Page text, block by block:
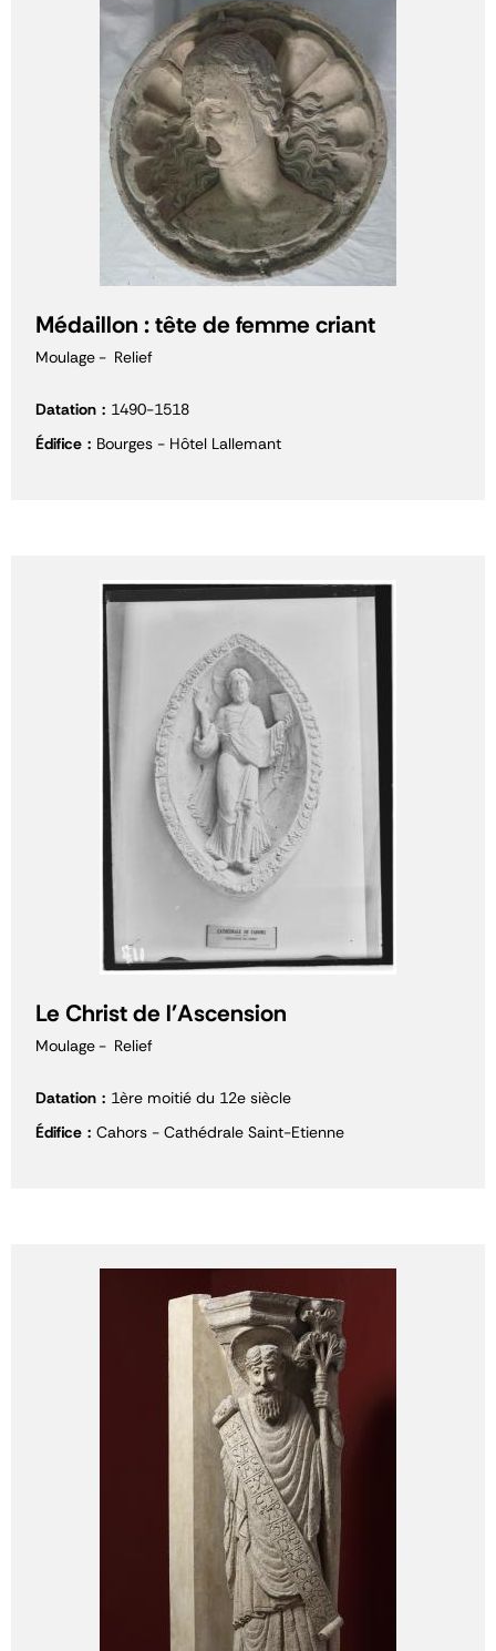
Médaillon : tête de femme criant
Moulage Relief
Datation
1490-1518
Édifice
Bourges - Hôtel Lallemant
Le Christ de l'Ascension
Moulage Relief
Datation
1ère moitié du 12e siècle
Édifice
Cahors - Cathédrale Saint-Etienne